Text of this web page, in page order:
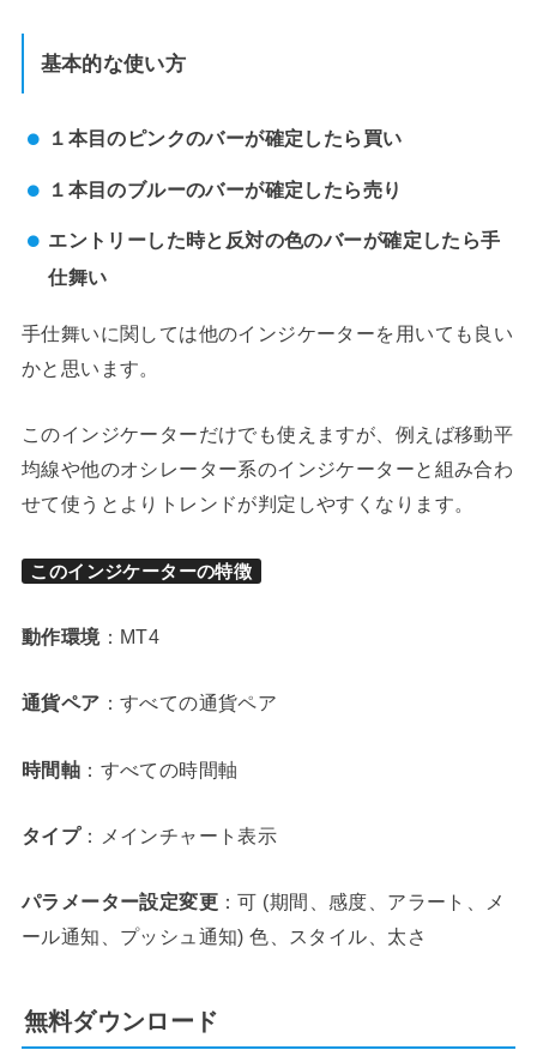
基本的な使い方
１本目のピンクのバーが確定したら買い
１本目のブルーのバーが確定したら売り
エントリーした時と反対の色のバーが確定したら手
仕舞い
手仕舞いに関しては他のインジケーターを用いても良い
かと思います。
このインジケーターだけでも使えますが、例えば移動平
均線や他のオシレーター系のインジケーターと組み合わ
せて使うとよりトレンドが判定しやすくなります。
このインジケーターの特徴
動作環境：MT4
通貨ペア ：すべての通貨ペア
時間軸 ：すべての時間軸
タイプ：メインチャート表示
パラメーター設定変更 ：可 (期間、感度、アラート、メ
ール通知、プッシュ通知) 色、スタイル、太さ
無料ダウンロード